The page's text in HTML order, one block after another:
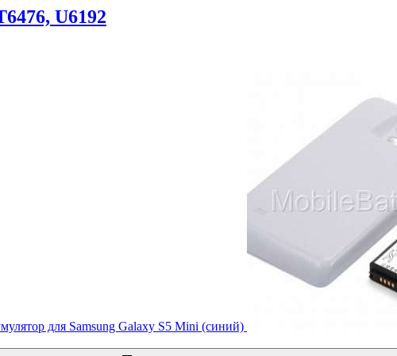
U6192
для Samsung Galaxy S5 Mini (синий)